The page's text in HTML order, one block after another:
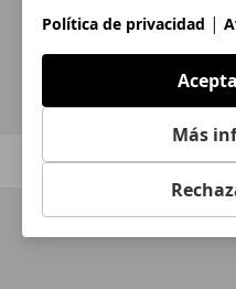
Anterior
Política de privacidad |
Más